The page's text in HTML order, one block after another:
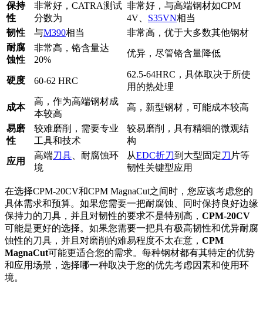
保持
性
非常好，CATRA测试
分数为
非常好，与高端钢材如CPM
4V、 S35VN相当
韧性
与M390相当
非常高，优于大多数其他钢材
耐腐
蚀性
非常高，铬含量达
20%
优异，尽管铬含量降低
硬度 60-62 HRC
62.5-64HRC，具体取决于所使
用的热处理
成本
高，作为高端钢材成
本较高
高，新型钢材，可能成本较高
易磨
性
较难磨削，需要专业
工具和技术
较易磨削，具有精细的微观结
构
应用
高端刀具 、耐腐蚀环
境
从EDC折刀到大型固定刀 片等
韧性关键型应用
在选择CPM-20CV和CPM MagnaCut之间时，您应该考虑您的
具体需求和预算。如果您需要一把耐腐蚀、同时保持良好边缘
保持力的刀具，并且对韧性的要求不是特别高， CPM-20CV
可能是更好的选择。如果您需要一把具有极高韧性和优异耐腐
蚀性的刀具，并且对磨削的难易程度不太在意， CPM
MagnaCut可能更适合您的需求。每种钢材都有其特定的优势
和应用场景，选择哪一种取决于您的优先考虑因素和使用环
境。